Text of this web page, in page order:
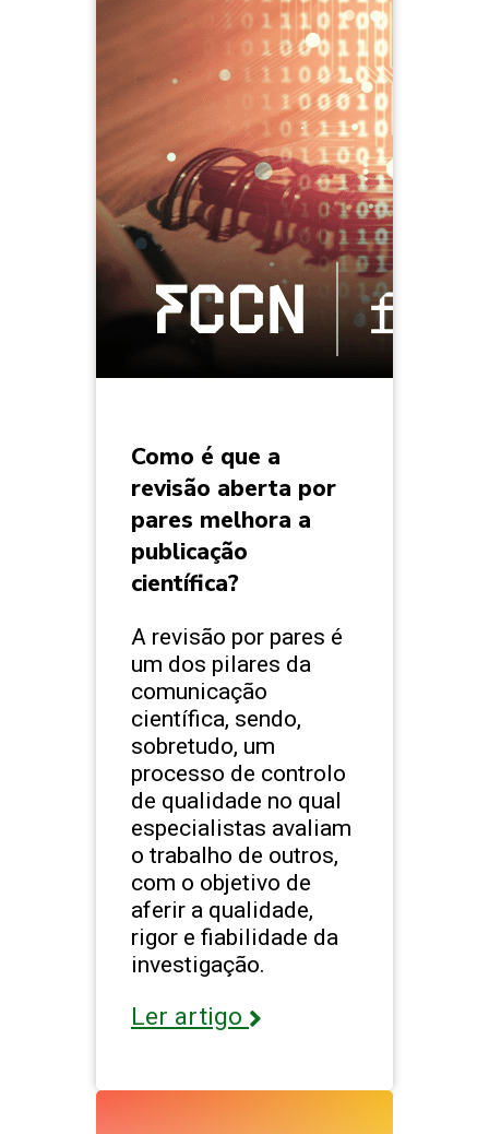
Como é que a
revisão aberta por
pares melhora a
publicação
científica?
A revisão por pares é
um dos pilares da
comunicação
científica, sendo,
sobretudo, um
processo de controlo
de qualidade no qual
especialistas avaliam
o trabalho de outros,
com o objetivo de
aferir a qualidade,
rigor e fiabilidade da
investigação.
Ler artigo